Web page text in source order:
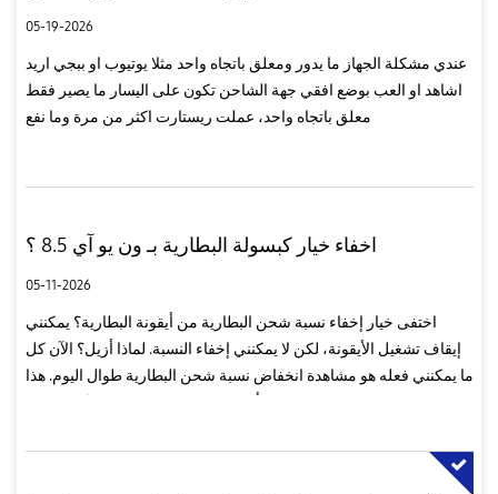
05-19-2026
عندي مشكلة الجهاز ما يدور ومعلق باتجاه واحد مثلا يوتيوب او ببجي اريد
اشاهد او العب بوضع افقي جهة الشاحن تكون على اليسار ما يصير فقط
معلق باتجاه واحد، عملت ريستارت اكثر من مرة وما نفع
اخفاء خيار كبسولة البطارية بـ ون يو آي 8.5 ؟
05-11-2026
اختفى خيار إخفاء نسبة شحن البطارية من أيقونة البطارية؟ يمكنني
إيقاف تشغيل الأيقونة، لكن لا يمكنني إخفاء النسبة. لماذا أزيل؟ الآن كل
ما يمكنني فعله هو مشاهدة انخفاض نسبة شحن البطارية طوال اليوم. هذا